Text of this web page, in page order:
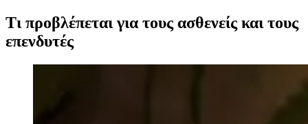
Τι προβλέπεται για τους ασθενείς και τους
επενδυτές